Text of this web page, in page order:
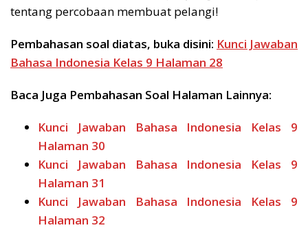
tentang percobaan membuat pelangi!
Pembahasan soal diatas, buka disini: Kunci Jawaban
Bahasa Indonesia Kelas 9 Halaman 28
Baca Juga Pembahasan Soal Halaman Lainnya:
Kunci Jawaban Bahasa Indonesia Kelas 9
Halaman 30
Kunci Jawaban Bahasa Indonesia Kelas 9
Halaman 31
Kunci Jawaban Bahasa Indonesia Kelas 9
Halaman 32